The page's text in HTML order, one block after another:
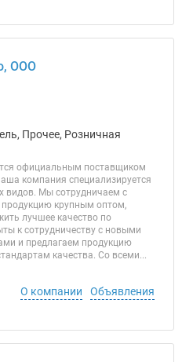
ООО
Прочее, Розничная
официальным поставщиком
компания специализируется
видов. Мы сотрудничаем с
крупным оптом,
лучшее качество по
к сотрудничеству с новыми
и предлагаем продукцию
качества. Со всеми...
О компании
Объявления